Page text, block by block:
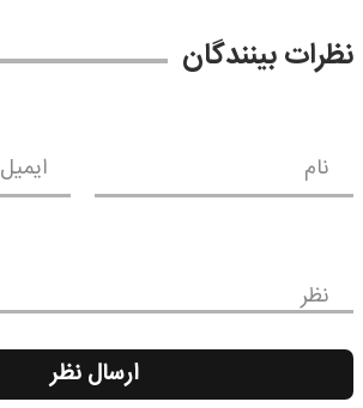
نظرات بینندگان
نام ایمیل
نظر
ارسال نظر